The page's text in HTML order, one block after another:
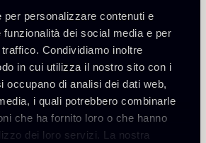
personalizzare contenuti e
dei social media e per
Condividiamo inoltre
in cui utilizza il nostro sito con i
occupano di analisi dei dati web,
i quali potrebbero combinarle
che ha fornito loro o che hanno
dei loro servizi. La nostra
Torna agli Insights